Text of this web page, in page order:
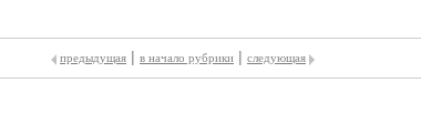
предыдущая | в начало рубрики | следующая